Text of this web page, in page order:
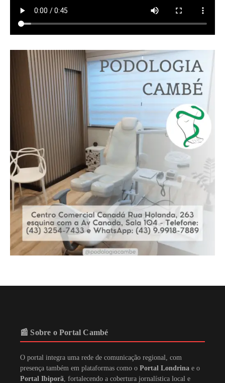
📰 Sobre o Portal Cambé
O portal integra uma rede de comunicação regional, com
presença também em plataformas como o Portal Londrina e o
Portal Ibiporã , fortalecendo a cobertura jornalística local e